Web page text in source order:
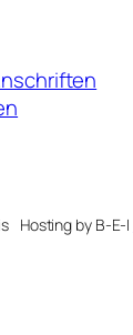
Hosting by B-E-I